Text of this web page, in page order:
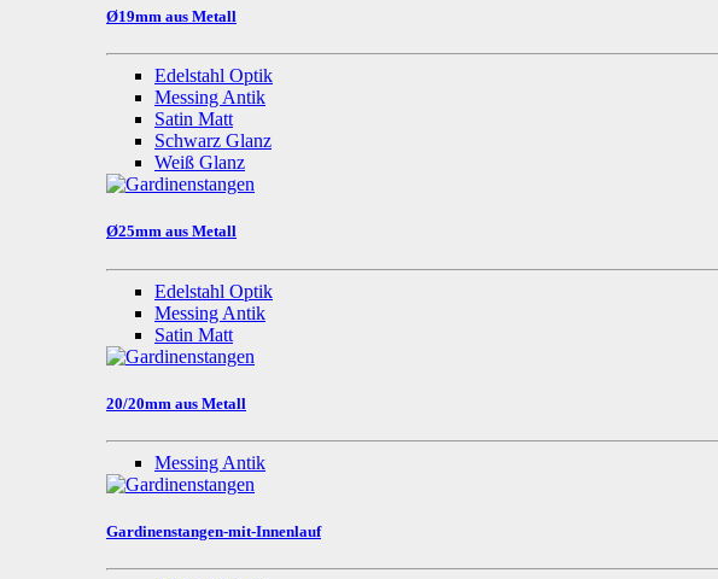
Ø19mm aus Metall
Edelstahl Optik
Messing Antik
Satin Matt
Schwarz Glanz
Weiß Glanz
Ø25mm aus Metall
Edelstahl Optik
Messing Antik
Satin Matt
20/20mm aus Metall
Messing Antik
Gardinenstangen-mit-Innenlauf